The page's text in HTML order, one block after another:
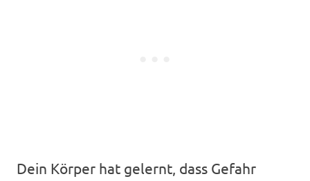
Dein Körper hat gelernt, dass Gefahr